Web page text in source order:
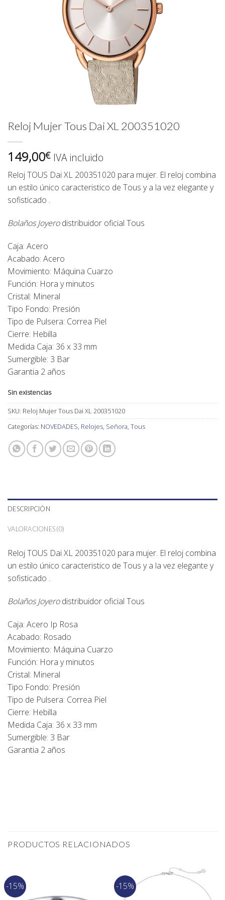
Reloj Mujer Tous Dai XL 200351020
149,00€ IVA incluido
Reloj TOUS Dai XL 200351020 para mujer. El reloj combina
un estilo único caracteristico de Tous y a la vez elegante y
sofisticado .
Bolaños Joyerodistribuidor oficial Tous
Caja: Acero
Acabado: Acero
Movimiento: Máquina Cuarzo
Función: Hora y minutos
Cristal: Mineral
Tipo Fondo: Presión
Tipo de Pulsera: Correa Piel
Cierre: Hebilla
Medida Caja: 36 x 33 mm
Sumergible: 3 Bar
Garantia 2 años
Sin existencias
SKU: Reloj Mujer Tous Dai XL 200351020
Categorías: NOVEDADES, Relojes, Señora, Tous
DESCRIPCIÓN
VALORACIONES (0)
Reloj TOUS Dai XL 200351020 para mujer. El reloj combina
un estilo único caracteristico de Tous y a la vez elegante y
sofisticado .
Bolaños Joyerodistribuidor oficial Tous
Caja: Acero Ip Rosa
Acabado: Rosado
Movimiento: Máquina Cuarzo
Función: Hora y minutos
Cristal: Mineral
Tipo Fondo: Presión
Tipo de Pulsera: Correa Piel
Cierre: Hebilla
Medida Caja: 36 x 33 mm
Sumergible: 3 Bar
Garantia 2 años
PRODUCTOS RELACIONADOS
-15% -15%